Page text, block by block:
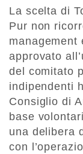
La scelta di
Pur non
approvato
del comitato
indipendenti
Consiglio di
base
una delibera
con